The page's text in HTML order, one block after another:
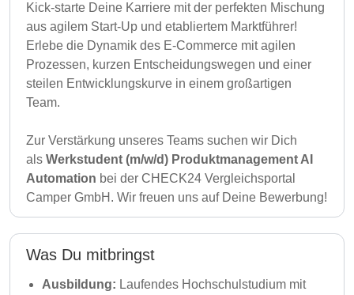
Kick-starte Deine Karriere mit der perfekten Mischung
aus agilem Start-Up und etabliertem Marktführer!
Erlebe die Dynamik des E-Commerce mit agilen
Prozessen, kurzen Entscheidungswegen und einer
steilen Entwicklungskurve in einem großartigen
Team.
Zur Verstärkung unseres Teams suchen wir Dich
als Werkstudent (m/w/d) Produktmanagement AI
Automation bei der CHECK24 Vergleichsportal
Camper GmbH. Wir freuen uns auf Deine Bewerbung!
Was Du mitbringst
Ausbildung: Laufendes Hochschulstudium mit